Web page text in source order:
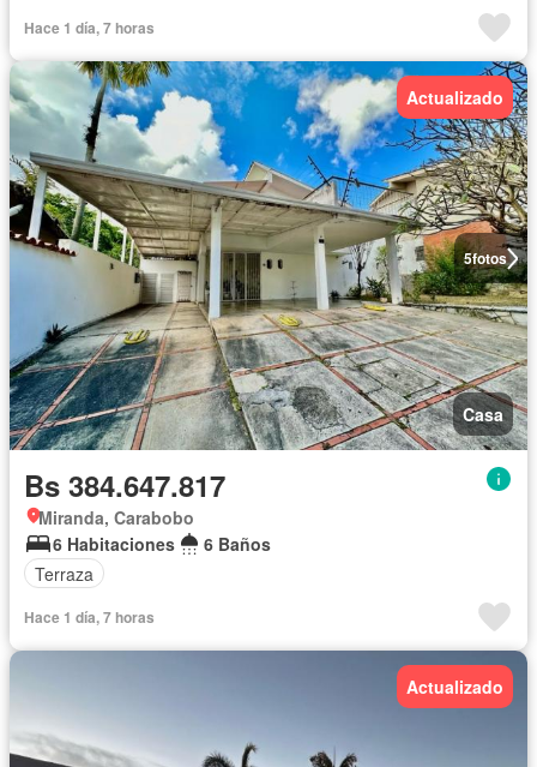
Hace 1 día, 7 horas
5fotos
Actualizado
Casa
Bs 384.647.817
Miranda, Carabobo
6 Habitaciones
6 Baños
Terraza
Hace 1 día, 7 horas
Actualizado